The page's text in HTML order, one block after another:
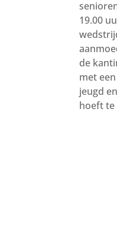
19.00
de
met
jeugd
hoeft te